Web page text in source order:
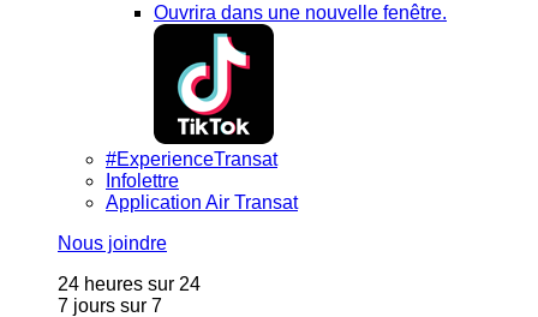
Ouvrira dans une nouvelle fenêtre.
#ExperienceTransat
Infolettre
Application Air Transat
Nous joindre
24 heures sur 24
7 jours sur 7